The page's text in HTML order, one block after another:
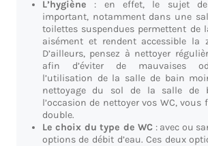
L’hygiène : en effet, le sujet de
important, notamment dans une
toilettes suspendues permettent de
aisément et rendent accessible la
D’ailleurs, pensez à nettoyer
afin d’éviter de mauvaises
l’utilisation de la salle de bain
nettoyage du sol de la salle de
l’occasion de nettoyer vos WC, vous
double.
Le choix du type de WC : avec ou
options de débit d’eau. Ces deux